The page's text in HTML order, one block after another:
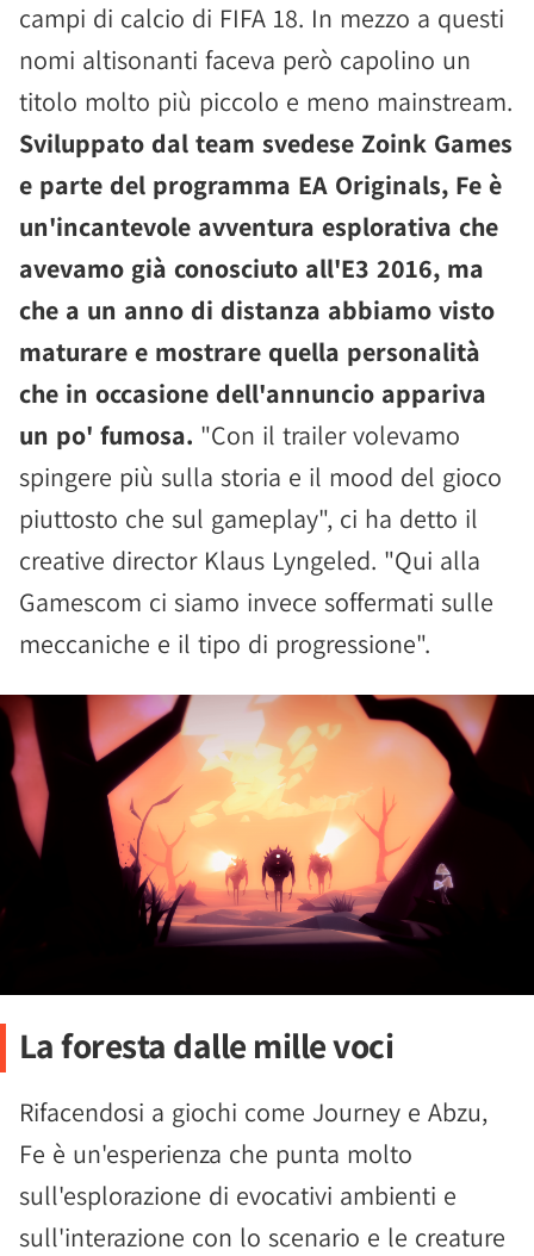
campi di calcio di FIFA 18. In mezzo a questi
nomi altisonanti faceva però capolino un
titolo molto più piccolo e meno mainstream.
Sviluppato dal team svedese Zoink Games
e parte del programma EA Originals, Fe è
un'incantevole avventura esplorativa che
avevamo già conosciuto all'E3 2016, ma
che a un anno di distanza abbiamo visto
maturare e mostrare quella personalità
che in occasione dell'annuncio appariva
un po' fumosa. "Con il trailer volevamo
spingere più sulla storia e il mood del gioco
piuttosto che sul gameplay", ci ha detto il
creative director Klaus Lyngeled. "Qui alla
Gamescom ci siamo invece soffermati sulle
meccaniche e il tipo di progressione".
La foresta dalle mille voci
Rifacendosi a giochi come Journey e Abzu,
Fe è un'esperienza che punta molto
sull'esplorazione di evocativi ambienti e
sull'interazione con lo scenario e le creature